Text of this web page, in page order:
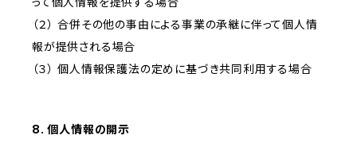
（２） 合併その他の事由による事業の承継に伴って個人情
報が提供される場合
（３） 個人情報保護法の定めに基づき共同利用する場合
8. 個人情報の開示